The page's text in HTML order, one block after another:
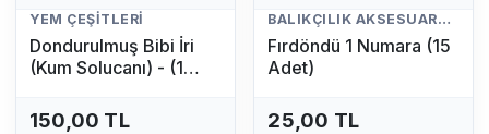
YEM ÇEŞITLERI
Dondurulmuş Bibi İri
(Kum Solucanı) - (1
150,00 TL
BALIKÇILIK AKSESUARLARI
Fırdöndü 1 Numara (15
Adet)
25,00 TL